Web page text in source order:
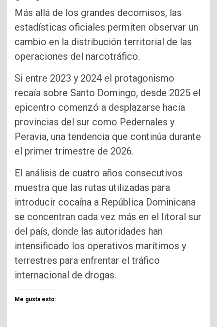
Más allá de los grandes decomisos, las
estadísticas oficiales permiten observar un
cambio en la distribución territorial de las
operaciones del narcotráfico.
Si entre 2023 y 2024 el protagonismo
recaía sobre Santo Domingo, desde 2025 el
epicentro comenzó a desplazarse hacia
provincias del sur como Pedernales y
Peravia, una tendencia que continúa durante
el primer trimestre de 2026.
El análisis de cuatro años consecutivos
muestra que las rutas utilizadas para
introducir cocaína a República Dominicana
se concentran cada vez más en el litoral sur
del país, donde las autoridades han
intensificado los operativos marítimos y
terrestres para enfrentar el tráfico
internacional de drogas.
Me gusta esto: